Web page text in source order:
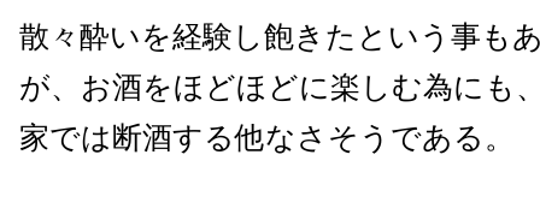
散々酔いを経験し飽きたという事も
が、お酒をほどほどに楽しむ為にも
家では断酒する他なさそうである。